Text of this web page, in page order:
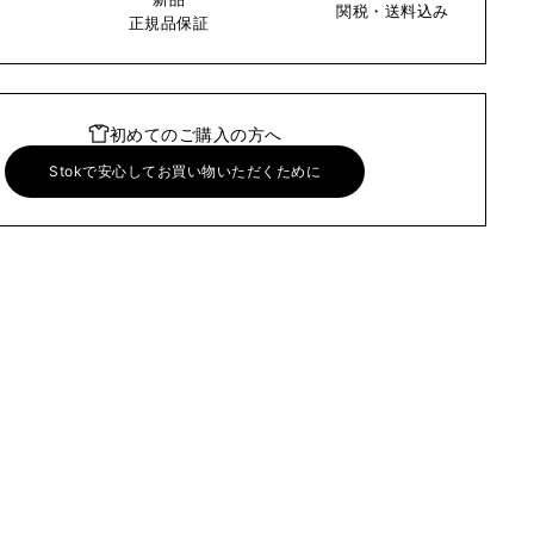
正規品保証
関税・送料込み
初めてのご購入の方へ
Stokで安心してお買い物いただくために